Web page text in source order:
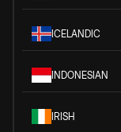
ICELANDIC
INDONESIAN
IRISH